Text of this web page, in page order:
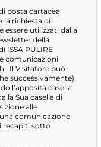
posta cartacea
la richiesta di
utilizzati dalla
della
ISSA PULIRE
comunicazioni
Il Visitatore può
successivamente),
l’apposita casella
Sua casella di
alle
comunicazione
recapiti sotto